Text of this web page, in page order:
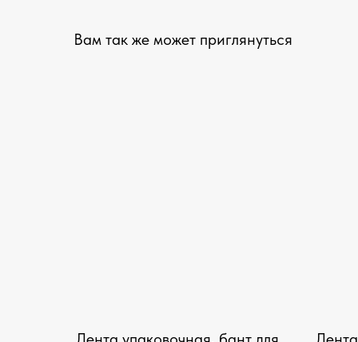
Вам так же может приглянуться